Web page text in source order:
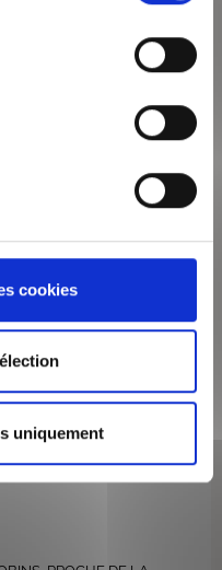
cookies
uniquement
PAS DE LA PLACE